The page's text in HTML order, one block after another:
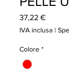
37,22 €Prezzo
IVA inclusa |
Colore *